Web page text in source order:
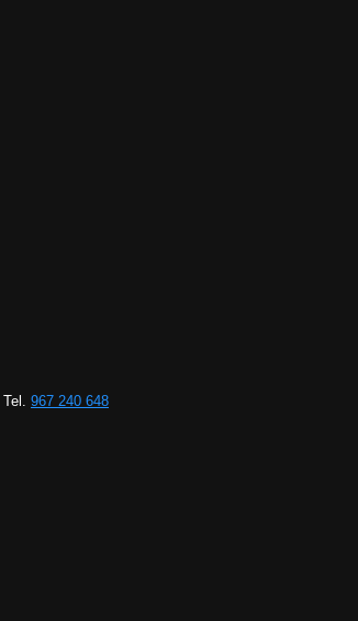
967 240 648